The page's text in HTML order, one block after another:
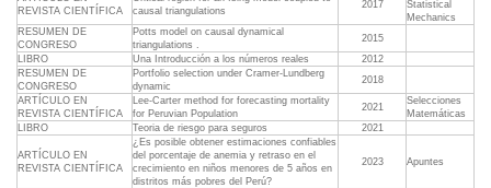
REVISTA CIENTÍFICA
causal triangulations
2017
Statistical
Mechanics
RESUMEN DE
CONGRESO
Potts model on causal dynamical
triangulations .
2015
LIBRO
Una Introducción a los números reales
2012
RESUMEN DE
CONGRESO
Portfolio selection under Cramer-Lundberg
dynamic
2018
ARTÍCULO EN
REVISTA CIENTÍFICA
Lee-Carter method for forecasting mortality
for Peruvian Population
2021
Selecciones
Matemáticas
LIBRO
Teoria de riesgo para seguros 2021
ARTÍCULO EN
REVISTA CIENTÍFICA
¿Es posible obtener estimaciones confiables
del porcentaje de anemia y retraso en el
crecimiento en niños menores de 5 años en
distritos más pobres del Perú?
2023 Apuntes